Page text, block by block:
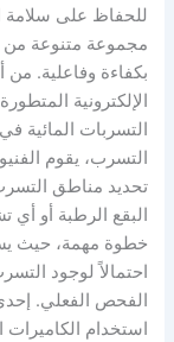
للحفاظ على سلامة
مجموعة متنوعة من
بكفاءة وفاعلية. من
الإلكترونية
التسربات المائية
التسرب، يقوم
تحديد مناطق
البقع الرطبة أو أي
خطوة مهمة، حيث
احتمالاً لوجود
الفحص الفعلي.
استخدام الكاميرات